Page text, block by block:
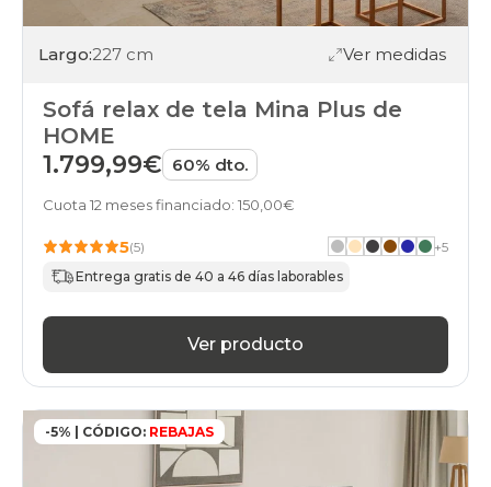
Largo:227 cm Ver medidas
Sofá relax de tela Mina Plus de
HOME
1.799,99€ 60% dto.
Cuota 12 meses financiado: 150,00€
5(5) +5
Entrega gratis de 40 a 46 días laborables
Ver producto
-5% | CÓDIGO: REBAJAS